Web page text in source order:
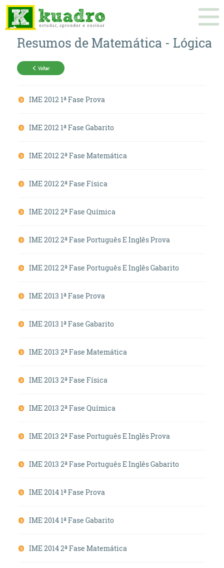
Resumos deMatemática -Lógica
Voltar
IME 2012 1ª Fase Prova
IME 2012 1ª Fase Gabarito
IME 2012 2ª Fase Matemática
IME 2012 2ª Fase Física
IME 2012 2ª Fase Química
IME 2012 2ª Fase Português E Inglês Prova
IME 2012 2ª Fase Português E Inglês Gabarito
IME 2013 1ª Fase Prova
IME 2013 1ª Fase Gabarito
IME 2013 2ª Fase Matemática
IME 2013 2ª Fase Física
IME 2013 2ª Fase Química
IME 2013 2ª Fase Português E Inglês Prova
IME 2013 2ª Fase Português E Inglês Gabarito
IME 2014 1ª Fase Prova
IME 2014 1ª Fase Gabarito
IME 2014 2ª Fase Matemática